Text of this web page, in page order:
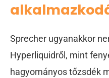
Sprecher ugyanakkor
Hyperliquidről, mint
hagyományos tőzsdék